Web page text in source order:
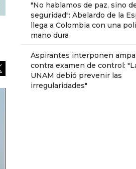
"No hablamos de paz, sino
seguridad": Abelardo de la
llega a Colombia con una
mano dura
Aspirantes interponen
contra examen de control:
UNAM debió prevenir las
irregularidades"